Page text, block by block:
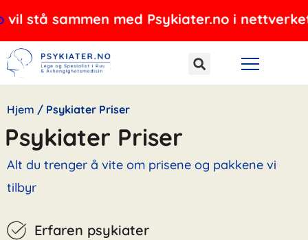
Hopp
til
innholdet
med Psykiater.no i nettverket, og
Hjem / Psykiater Priser
Psykiater Priser
Alt du trenger å vite om prisene og pakkene vi
tilbyr
Erfaren psykiater